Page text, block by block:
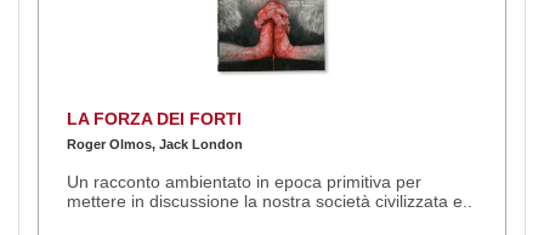
LA FORZA DEI FORTI
Roger Olmos, Jack London
Un racconto ambientato in epoca primitiva per
mettere in discussione la nostra società civilizzata e..